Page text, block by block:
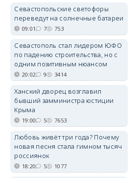
Севастопольские светофоры
переведут на солнечные батареи
09:01 7 753
Севастополь стал лидером ЮФО
по падению строительства, но с
одним позитивным нюансом
20:02 9 3414
Ханский дворец возглавил
бывший замминистра юстиции
Крыма
19:00 5 7653
Любовь живёт три года? Почему
новая песня стала гимном тысяч
россиянок
18:20 5 1077